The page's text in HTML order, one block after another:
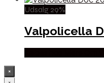
Udsalg 29%
Valpolicella
×